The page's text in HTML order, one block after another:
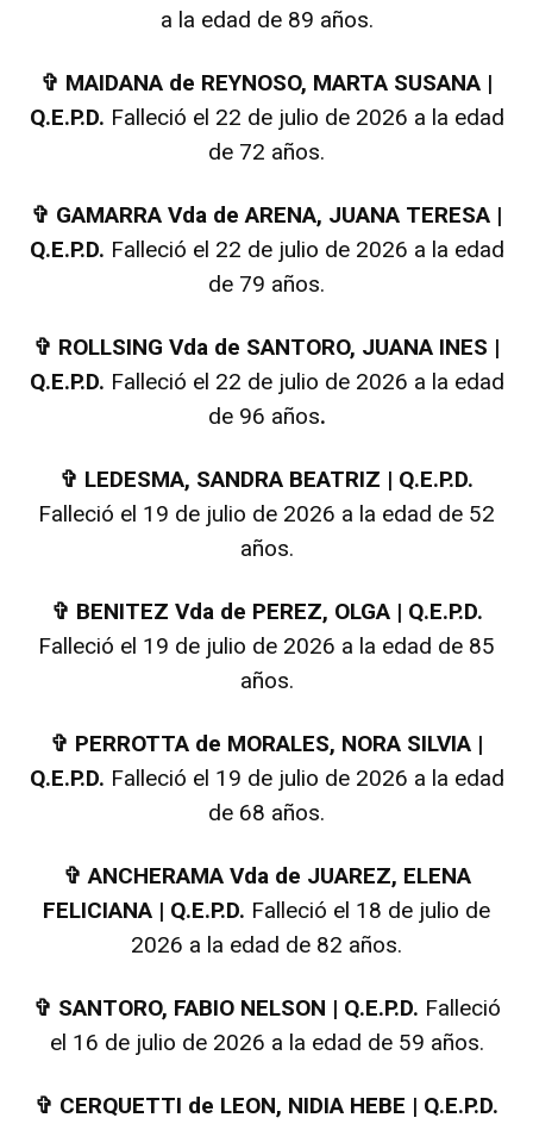
a la edad de 89 años.
✞ MAIDANA de REYNOSO, MARTA SUSANA |
Q.E.P.D. Falleció el 22 de julio de 2026 a la edad
de 72 años.
✞ GAMARRA Vda de ARENA, JUANA TERESA |
Q.E.P.D. Falleció el 22 de julio de 2026 a la edad
de 79 años.
✞ ROLLSING Vda de SANTORO, JUANA INES |
Q.E.P.D. Falleció el 22 de julio de 2026 a la edad
de 96 años.
✞ LEDESMA, SANDRA BEATRIZ | Q.E.P.D.
Falleció el 19 de julio de 2026 a la edad de 52
años.
✞ BENITEZ Vda de PEREZ, OLGA | Q.E.P.D.
Falleció el 19 de julio de 2026 a la edad de 85
años.
✞ PERROTTA de MORALES, NORA SILVIA |
Q.E.P.D. Falleció el 19 de julio de 2026 a la edad
de 68 años.
✞ ANCHERAMA Vda de JUAREZ, ELENA
FELICIANA | Q.E.P.D. Falleció el 18 de julio de
2026 a la edad de 82 años.
✞ SANTORO, FABIO NELSON | Q.E.P.D. Falleció
el 16 de julio de 2026 a la edad de 59 años.
✞ CERQUETTI de LEON, NIDIA HEBE | Q.E.P.D.